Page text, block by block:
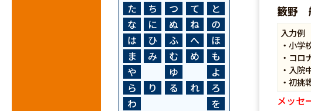
た
ち つ て
と
な
に ぬ ね
の
は
ひ ふ へ
ほ
ま
み む め
も
や
ゆ
よ
ら
り る れ
ろ
わ
を
籔野
入力例
・小学
・コロ
・入院
・初挑
メッセ